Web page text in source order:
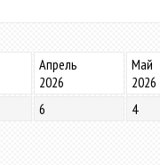
Апрель
2026
Май
2026
6 4